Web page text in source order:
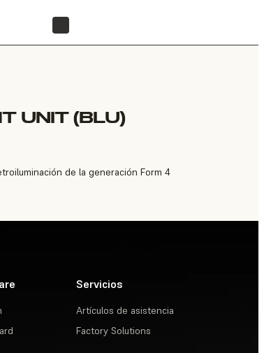
UNIT (BLU)
de la generación Form 4
Servicios
Artículos de asistencia
Factory Solutions